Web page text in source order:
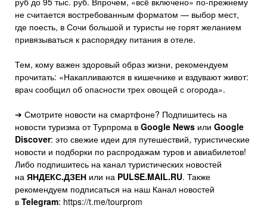
не считается востребованным форматом — выбор мест,
где поесть, в Сочи большой и туристы не горят желанием
привязываться к распорядку питания в отеле.
Тем, кому важен здоровый образ жизни, рекомендуем
прочитать: «Накапливаются в кишечнике и вздувают живот:
врач сообщил об опасности трех овощей с огорода».
➔ Смотрите новости на смартфоне? Подпишитесь на
новости туризма от Турпрома в Google News или Google
Discover: это свежие идеи для путешествий, туристические
новости и подборки по распродажам туров и авиабилетов!
Либо подпишитесь на канал туристических новостей
на ЯНДЕКС.ДЗЕН или на PULSE.MAIL.RU. Также
рекомендуем подписаться на наш Канал новостей
в Telegram: https://t.me/tourprom